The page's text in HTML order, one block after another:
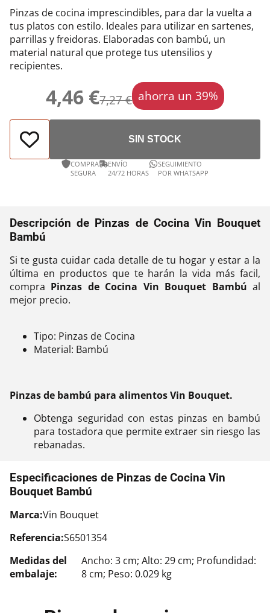
Pinzas de cocina imprescindibles, para dar la vuelta a
tus platos con estilo. Ideales para utilizar en sartenes,
parrillas y freidoras. Elaboradas con bambú, un
material natural que protege tus utensilios y
recipientes.
4,46 €7,27 € ahorra un 39%
SIN STOCK
COMPRA
SEGURA
ENVÍO
24/72 HORAS
SEGUIMIENTO
POR WHATSAPP
Descripción de Pinzas de Cocina Vin Bouquet
Bambú
Si te gusta cuidar cada detalle de tu hogar y estar a la
última en productos que te harán la vida más facil,
compra Pinzas de Cocina Vin Bouquet Bambú al
mejor precio.
Tipo: Pinzas de Cocina
Material: Bambú
Pinzas de bambú para alimentos Vin Bouquet.
Obtenga seguridad con estas pinzas en bambú
para tostadora que permite extraer sin riesgo las
rebanadas.
Especificaciones de Pinzas de Cocina Vin
Bouquet Bambú
Marca:Vin Bouquet
Referencia:S6501354
Medidas del
embalaje:
Ancho: 3 cm; Alto: 29 cm; Profundidad:
8 cm; Peso: 0.029 kg